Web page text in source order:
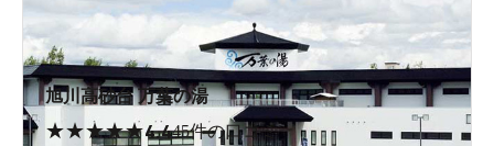
旭川高砂台 万葉の湯
★★★★★4.445件の口コミ